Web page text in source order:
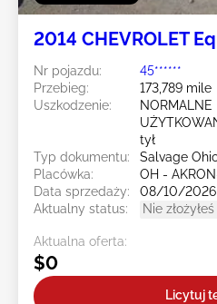
2014 CHEVROLET
Nr pojazdu:
45******
Przebieg:
173,789 mile
Uszkodzenie:
NORMALNE
tył
Typ dokumentu:
Salvage
Placówka:
OH -
Data sprzedaży:
08/10/2026
Aktualny status:
Nie
Aktualna oferta:
$0
Licytuj